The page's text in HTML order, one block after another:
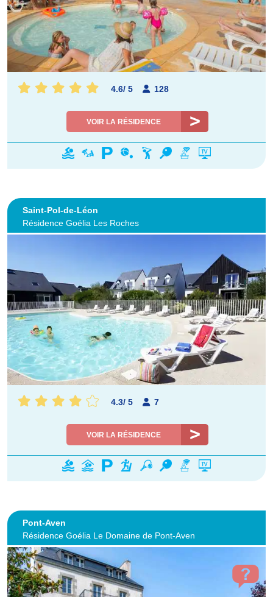
4.6/ 5 128
VOIR LA RÉSIDENCE
Saint-Pol-de-Léon
Résidence Goélia Les Roches
4.3/ 5 7
VOIR LA RÉSIDENCE
Pont-Aven
Résidence Goélia Le Domaine de Pont-Aven